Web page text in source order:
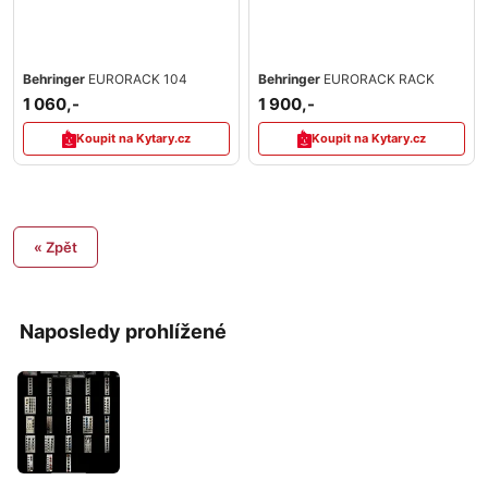
Naposledy prohlížené
Behringer EURORACK 104
1 060,-
Koupit na Kytary.cz
Behringer EURORACK RACK
1 900,-
Koupit na Kytary.cz
« Zpět